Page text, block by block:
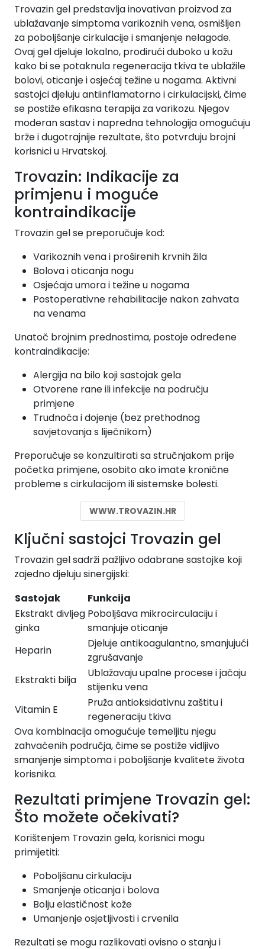
Trovazin gel predstavlja inovativan proizvod za
ublažavanje simptoma varikoznih vena, osmišljen
za poboljšanje cirkulacije i smanjenje nelagode.
Ovaj gel djeluje lokalno, prodirući duboko u kožu
kako bi se potaknula regeneracija tkiva te ublažile
bolovi, oticanje i osjećaj težine u nogama. Aktivni
sastojci djeluju antiinflamatorno i cirkulacijski, čime
se postiže efikasna terapija za varikozu. Njegov
moderan sastav i napredna tehnologija omogućuju
brže i dugotrajnije rezultate, što potvrđuju brojni
korisnici u Hrvatskoj.
Trovazin: Indikacije za
primjenu i moguće
kontraindikacije
Trovazin gel se preporučuje kod:
Varikoznih vena i proširenih krvnih žila
Bolova i oticanja nogu
Osjećaja umora i težine u nogama
Postoperativne rehabilitacije nakon zahvata
na venama
Unatoč brojnim prednostima, postoje određene
kontraindikacije:
Alergija na bilo koji sastojak gela
Otvorene rane ili infekcije na području
primjene
Trudnoća i dojenje (bez prethodnog
savjetovanja s liječnikom)
Preporučuje se konzultirati sa stručnjakom prije
početka primjene, osobito ako imate kronične
probleme s cirkulacijom ili sistemske bolesti.
WWW.TROVAZIN.HR
Ključni sastojci Trovazin gel
Trovazin gel sadrži pažljivo odabrane sastojke koji
zajedno djeluju sinergijski:
Sastojak
Funkcija
Ekstrakt divljeg
ginka
Poboljšava mikrocirculaciju i
smanjuje oticanje
Heparin
Djeluje antikoagulantno, smanjujući
zgrušavanje
Ekstrakti bilja
Ublažavaju upalne procese i jačaju
stijenku vena
Vitamin E
Pruža antioksidativnu zaštitu i
regeneraciju tkiva
Ova kombinacija omogućuje temeljitu njegu
zahvaćenih područja, čime se postiže vidljivo
smanjenje simptoma i poboljšanje kvalitete života
korisnika.
Rezultati primjene Trovazin gel:
Što možete očekivati?
Korištenjem Trovazin gela, korisnici mogu
primijetiti:
Poboljšanu cirkulaciju
Smanjenje oticanja i bolova
Bolju elastičnost kože
Umanjenje osjetljivosti i crvenila
Rezultati se mogu razlikovati ovisno o stanju i